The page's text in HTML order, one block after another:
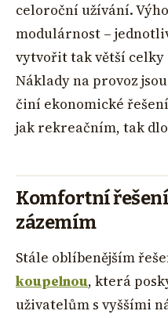
celoroční užívání.
modulárnost –
vytvořit tak větší
Náklady na provoz
činí ekonomické
jak rekreačním, tak
Komfortní
zázemím
Stále oblíbenějším
koupelnou, která
uživatelům s vyššími